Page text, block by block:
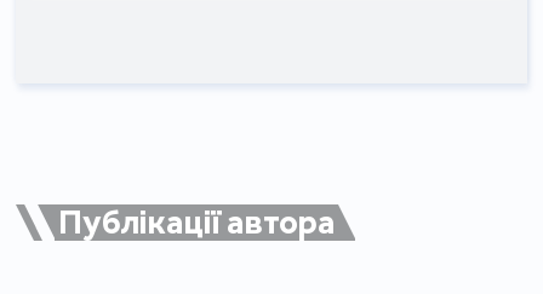
Публікації автора